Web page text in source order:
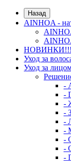
Назад
AINHOA -
НОВИНКИ!!!
Уход за
Уход за
-
-
-
-
-
-
-
-
-